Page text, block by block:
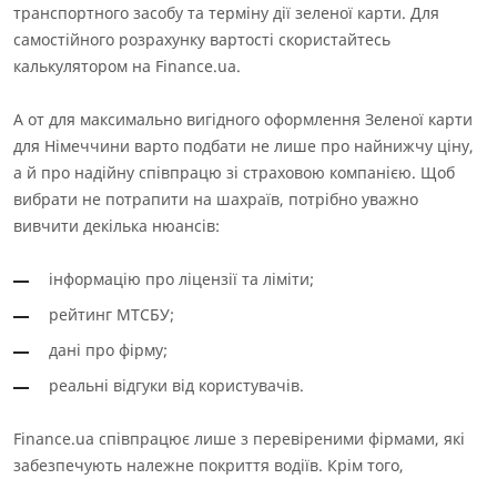
транспортного засобу та терміну дії зеленої карти. Для
самостійного розрахунку вартості скористайтесь
калькулятором на Finance.ua.
А от для максимально вигідного оформлення Зеленої карти
для Німеччини варто подбати не лише про найнижчу ціну,
а й про надійну співпрацю зі страховою компанією. Щоб
вибрати не потрапити на шахраїв, потрібно уважно
вивчити декілька нюансів:
інформацію про ліцензії та ліміти;
рейтинг МТСБУ;
дані про фірму;
реальні відгуки від користувачів.
Finance.ua співпрацює лише з перевіреними фірмами, які
забезпечують належне покриття водіїв. Крім того,